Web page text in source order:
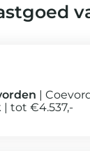
tot €4.537,-